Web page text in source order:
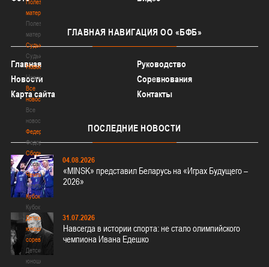
Полезные
материалы
Полезные
материалы
Судьи
Судьи
Новости
Новости
Все
новости
Все
новости
Федерация
Федерация
Сборные
Сборные
Чемпионат
Чемпионат
Кубок
Кубок
Детско-
юношеские
соревнования
Детско-
юношеские
ГЛАВНАЯ НАВИГАЦИЯ ОО «БФБ»
Главная
Руководство
Новости
Соревнования
Карта сайта
Контакты
ПОСЛЕДНИЕ НОВОСТИ
04.08.2026
«MINSK» представил Беларусь на «Играх Будущего –
2026»
31.07.2026
Навсегда в истории спорта: не стало олимпийского
чемпиона Ивана Едешко